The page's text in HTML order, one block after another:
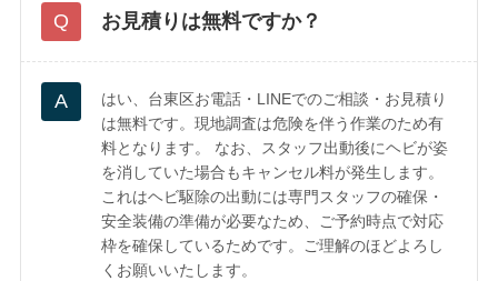
お見積りは無料ですか？
はい、台東区お電話・LINEでのご相談・お見積り
は無料です。現地調査は危険を伴う作業のため有
料となります。 なお、スタッフ出動後にヘビが姿
を消していた場合もキャンセル料が発生します。
これはヘビ駆除の出動には専門スタッフの確保・
安全装備の準備が必要なため、ご予約時点で対応
枠を確保しているためです。ご理解のほどよろし
くお願いいたします。